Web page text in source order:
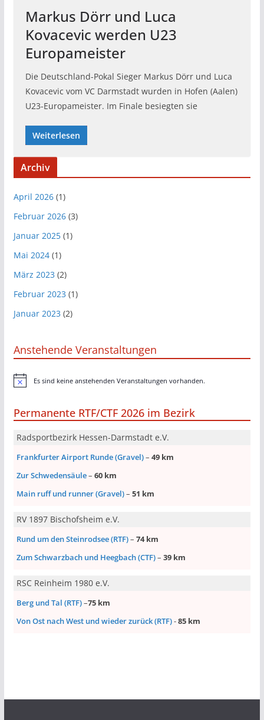
Markus Dörr und Luca
Kovacevic werden U23
Europameister
Die Deutschland-Pokal Sieger Markus Dörr und Luca
Kovacevic vom VC Darmstadt wurden in Hofen (Aalen)
U23-Europameister. Im Finale besiegten sie
Weiterlesen
Archiv
April 2026(1)
Februar 2026(3)
Januar 2025(1)
Mai 2024(1)
März 2023 (2)
Februar 2023 (1)
Januar 2023 (2)
Anstehende Veranstaltungen
w
e
Es sind keine anstehenden Veranstaltungen vorhanden.
Permanente RTF/CTF 2026 im Bezirk
Radsportbezirk Hessen-Darmstadt e.V.
Frankfurter Airport Runde (Gravel)– 49 km
Zur Schwedensäule– 60 km
Main ruff und runner (Gravel)– 51 km
RV 1897 Bischofsheim e.V.
Rund um den Steinrodsee (RTF)– 74 km
Zum Schwarzbach und Heegbach (CTF)– 39 km
RSC Reinheim 1980 e.V.
Berg und Tal (RTF)–75 km
Von Ost nach West und wieder zurück (RTF)-85 km